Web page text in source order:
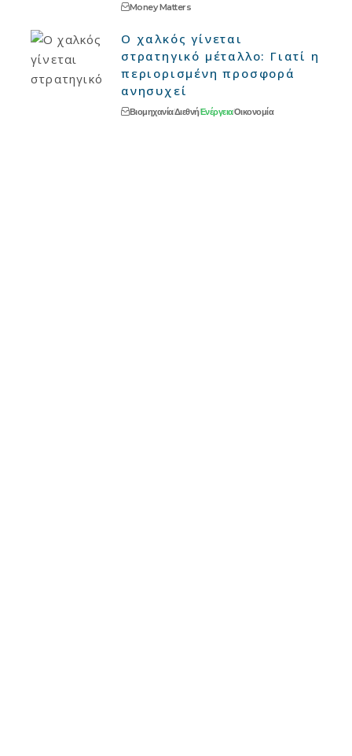
Money Matters
Ο χαλκός γίνεται
στρατηγικό μέταλλο: Γιατί η
περιορισμένη προσφορά
ανησυχεί
ΒιομηχανίαΔιεθνήΕνέργειαΟικονομία